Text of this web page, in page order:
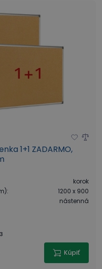
1+1 ZADARMO,
korok
:
1200 x 900
nástenná
Kúpiť